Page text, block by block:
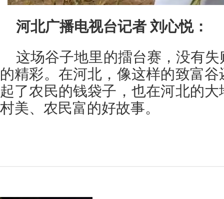
河北广播电视台记者 刘心悦：
这场谷子地里的擂台赛，没有
的精彩。在河北，像这样的致富
起了农民的钱袋子，也在河北的
村美、农民富的好故事。